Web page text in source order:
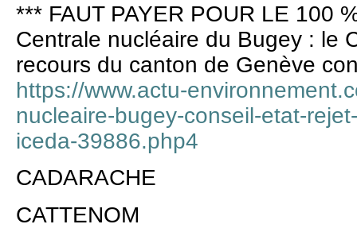
*** FAUT PAYER POUR LE 100
Centrale nucléaire du Bugey : le
recours du canton de Genève
https://www.actu-
nucleaire-bugey-conseil-etat-
iceda-39886.php4
CADARACHE
CATTENOM